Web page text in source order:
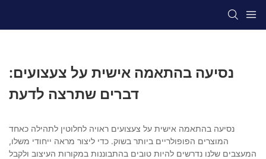
נסיעה בהתאמה אישית על צעצועים:
דברים שתרצה לדעת
נסיעה בהתאמה אישית על צעצועים ראויה לחלוטין לתהילה כאחד
המוצרים הפופולריים ביותר בשוק. כדי ליצור מראה ייחודי משלו,
המעצבים שלנו נדרשים להיות טובים בהתבוננות במקורות העיצוב ולקבל